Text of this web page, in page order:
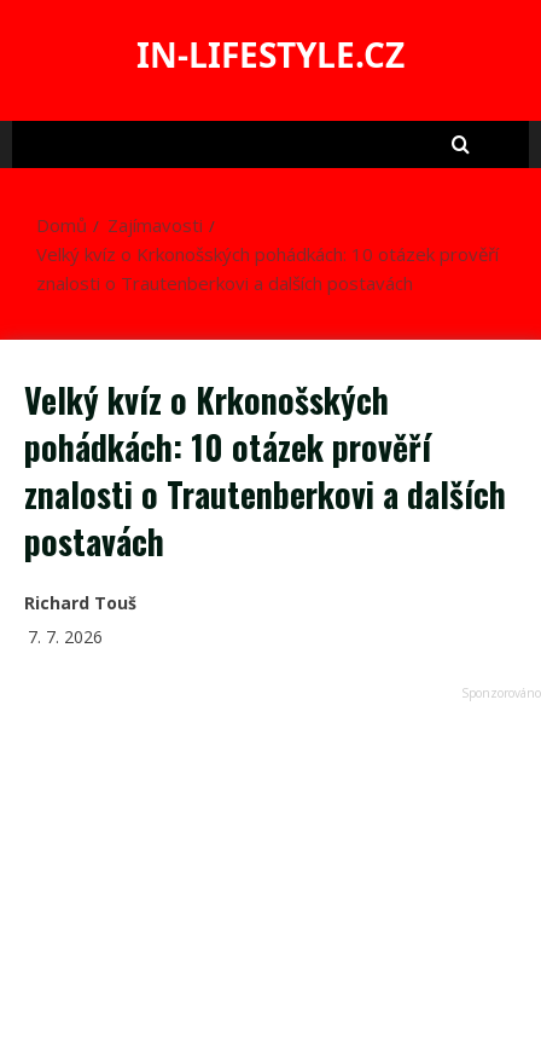
IN-LIFESTYLE.CZ
Domů
Zajímavosti
Velký kvíz o Krkonošských pohádkách: 10 otázek prověří
znalosti o Trautenberkovi a dalších postavách
Velký kvíz o Krkonošských
pohádkách: 10 otázek prověří
znalosti o Trautenberkovi a dalších
postavách
Richard Touš
7. 7. 2026